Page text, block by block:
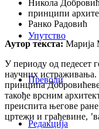
Упутство
Преводи
Редакција
Никола Добровић
принципи
Ранко Радовић
Аутор текста: Марија
У периоду од педесет
научних истраживања.
принципа
такође врсним
преиспита његове
цртежи и грађевине,